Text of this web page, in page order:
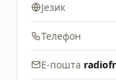
Језик
Телефон
Е-пошта